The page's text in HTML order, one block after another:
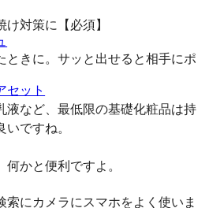
対策に【必須】
ときに。サッと出せると相手にポ
セット
液など、最低限の基礎化粧品は持
いですね。
かと便利ですよ。
索にカメラにスマホをよく使いま